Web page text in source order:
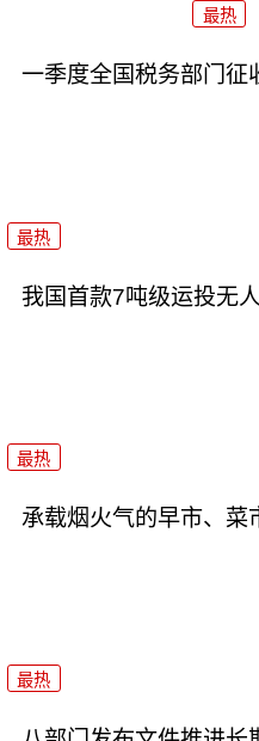
最热
一季度全国税务部门征
最热
我国首款7吨级运投无
最热
承载烟火气的早市、菜
最热